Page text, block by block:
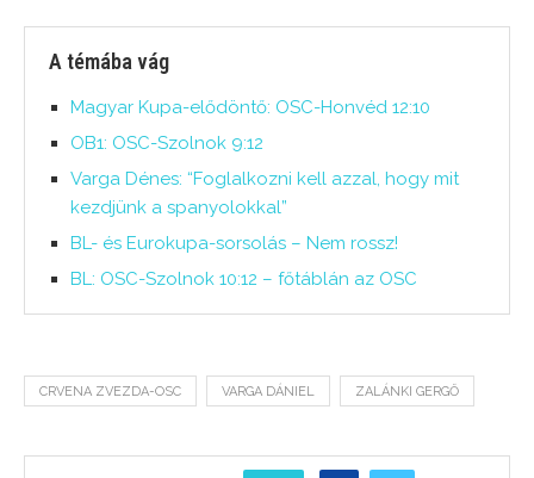
A témába vág
Magyar Kupa-elődöntő: OSC-Honvéd 12:10
OB1: OSC-Szolnok 9:12
Varga Dénes: “Foglalkozni kell azzal, hogy mit
kezdjünk a spanyolokkal”
BL- és Eurokupa-sorsolás – Nem rossz!
BL: OSC-Szolnok 10:12 – főtáblán az OSC
CRVENA ZVEZDA-OSC VARGA DÁNIEL ZALÁNKI GERGŐ